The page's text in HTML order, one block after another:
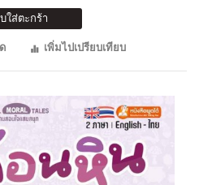
ใส่ตะกร้า
เพิ่มไปเปรียบเทียบ